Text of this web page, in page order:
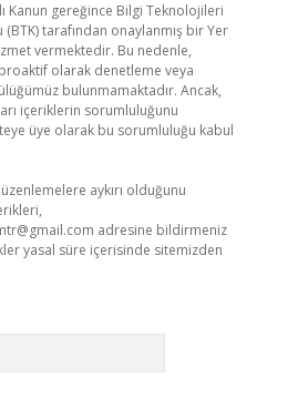
Kanun gereğince Bilgi Teknolojileri
tarafından onaylanmış bir Yer
vermektedir. Bu nedenle,
olarak denetleme veya
bulunmamaktadır. Ancak,
içeriklerin sorumluluğunu
üye olarak bu sorumluluğu kabul
aykırı olduğunu
adresine bildirmeniz
yasal süre içerisinde sitemizden